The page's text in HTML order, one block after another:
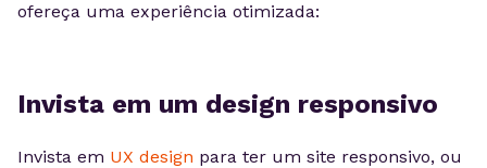
ofereça uma experiência otimizada:
Invista em um design responsivo
Invista em UX design para ter um site responsivo, ou